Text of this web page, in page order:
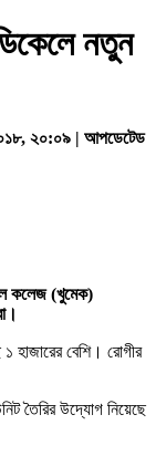
নতুন
২০:০৯ | আপডেটেড
কলেজ (খুমেক)
হাজারের বেশি। রোগীর
তৈরির উদ্যোগ নিয়েছে